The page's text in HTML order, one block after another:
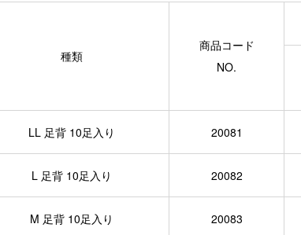
種類
商品コード
NO.
LL 足背 10足入り 20081
L 足背 10足入り 20082
M 足背 10足入り 20083